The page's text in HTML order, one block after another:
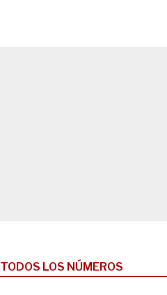
TODOS LOS NÚMEROS